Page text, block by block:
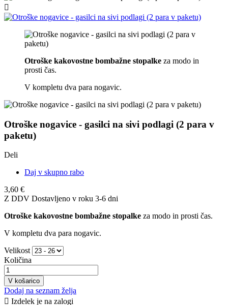

Otroške kakovostne bombažne stopalke za modo in
prosti čas.
V kompletu dva para nogavic.
Otroške nogavice - gasilci na sivi podlagi (2 para v
paketu)
Deli
Daj v skupno rabo
3,60 €
Z DDV Dostavljeno v roku 3-6 dni
Otroške kakovostne bombažne stopalke za modo in prosti čas.
V kompletu dva para nogavic.
Velikost
Količina
V košarico
Dodaj na seznam želja
 Izdelek je na zalogi